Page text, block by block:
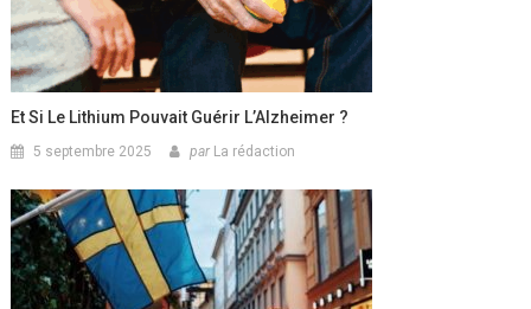
Et Si Le Lithium Pouvait Guérir L’Alzheimer ?
5 septembre 2025 par La rédaction